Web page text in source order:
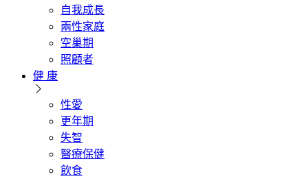
自我成長
兩性家庭
空巢期
照顧者
健 康
性愛
更年期
失智
醫療保健
飲食